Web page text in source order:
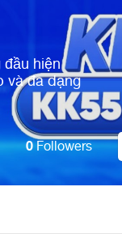
hiện
và đa dạng
0Followers